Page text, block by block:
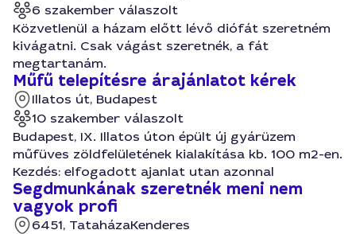
6 szakember válaszolt
Közvetlenül a házam előtt lévő diófát szeretném
kivágatni. Csak vágást szeretnék, a fát
megtartanám.
Műfű telepítésre árajánlatot kérek
Illatos út, Budapest
10 szakember válaszolt
Budapest, IX. Illatos úton épült új gyárüzem
műfüves zöldfelületének kialakítása kb. 100 m2-en.
Kezdés: elfogadott ajanlat utan azonnal
Segdmunkának szeretnék meni nem
vagyok profi
6451, TataházaKenderes